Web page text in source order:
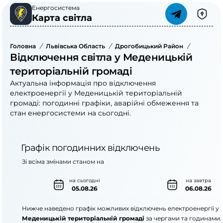
Енергосистема
Карта світла
Головна / Львівська Область / Дрогобицький Район /
Відключення світла у Меденицькій
територіальній громаді
Актуальна інформація про відключення
електроенергії у Меденицькій територіальній
громаді: погодинні графіки, аварійні обмеження та
стан енергосистеми на сьогодні.
Графік погодинних відключень
на сьогодні
05.08.26
на завтра
06.08.26
Зі всіма змінами станом на
Нижче наведено графік можливих відключень електроенергії у
Меденицькій територіальній громаді за чергами та годинами.